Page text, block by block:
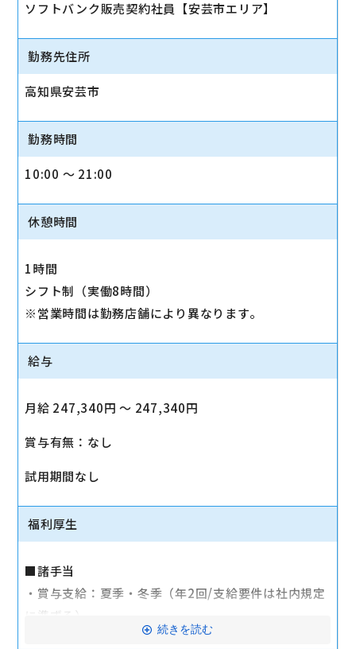
ソフトバンク販売契約社員【安芸市エリア】
勤務先住所
高知県安芸市
勤務時間
10:00 〜 21:00
休憩時間
1時間
シフト制（実働8時間）
※営業時間は勤務店舗により異なります。
給与
月給 247,340円 〜 247,340円
賞与有無：なし
試用期間なし
福利厚生
■諸手当
・賞与支給：夏季・冬季（年2回/支給要件は社内規定
に準ずる）
・時間外手当あり（平均残業時間：10h/月）
続きを読む